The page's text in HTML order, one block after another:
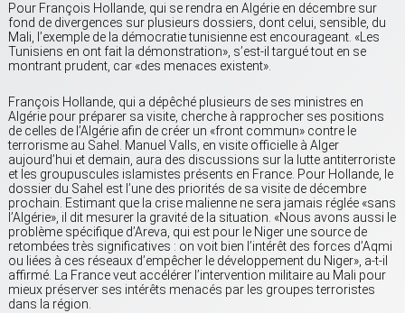
Pour François Hollande, qui se rendra en Algérie en décembre sur
fond de divergences sur plusieurs dossiers, dont celui, sensible, du
Mali, l’exemple de la démocratie tunisienne est encourageant. «Les
Tunisiens en ont fait la démonstration», s’est-il targué tout en se
montrant prudent, car «des menaces existent».
François Hollande, qui a dépêché plusieurs de ses ministres en
Algérie pour préparer sa visite, cherche à rapprocher ses positions
de celles de l’Algérie afin de créer un «front commun» contre le
terrorisme au Sahel. Manuel Valls, en visite officielle à Alger
aujourd’hui et demain, aura des discussions sur la lutte antiterroriste
et les groupuscules islamistes présents en France. Pour Hollande, le
dossier du Sahel est l’une des priorités de sa visite de décembre
prochain. Estimant que la crise malienne ne sera jamais réglée «sans
l’Algérie», il dit mesurer la gravité de la situation. «Nous avons aussi le
problème spécifique d’Areva, qui est pour le Niger une source de
retombées très significatives : on voit bien l’intérêt des forces d’Aqmi
ou liées à ces réseaux d’empêcher le développement du Niger», a-t-il
affirmé. La France veut accélérer l’intervention militaire au Mali pour
mieux préserver ses intérêts menacés par les groupes terroristes
dans la région.